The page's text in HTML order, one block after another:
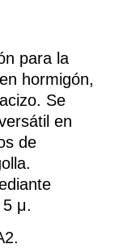
para la
hormigón,
Se
en
de
μ.